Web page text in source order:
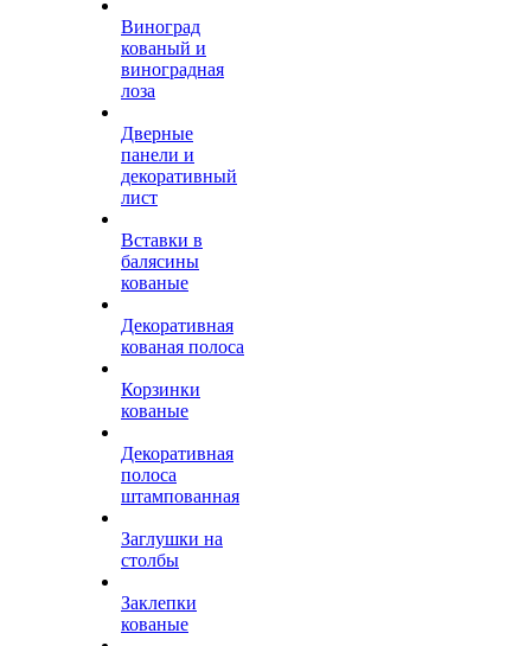
Виноград
кованый и
виноградная
лоза
Дверные
панели и
декоративный
лист
Вставки в
балясины
кованые
Декоративная
кованая полоса
Корзинки
кованые
Декоративная
полоса
штампованная
Заглушки на
столбы
Заклепки
кованые